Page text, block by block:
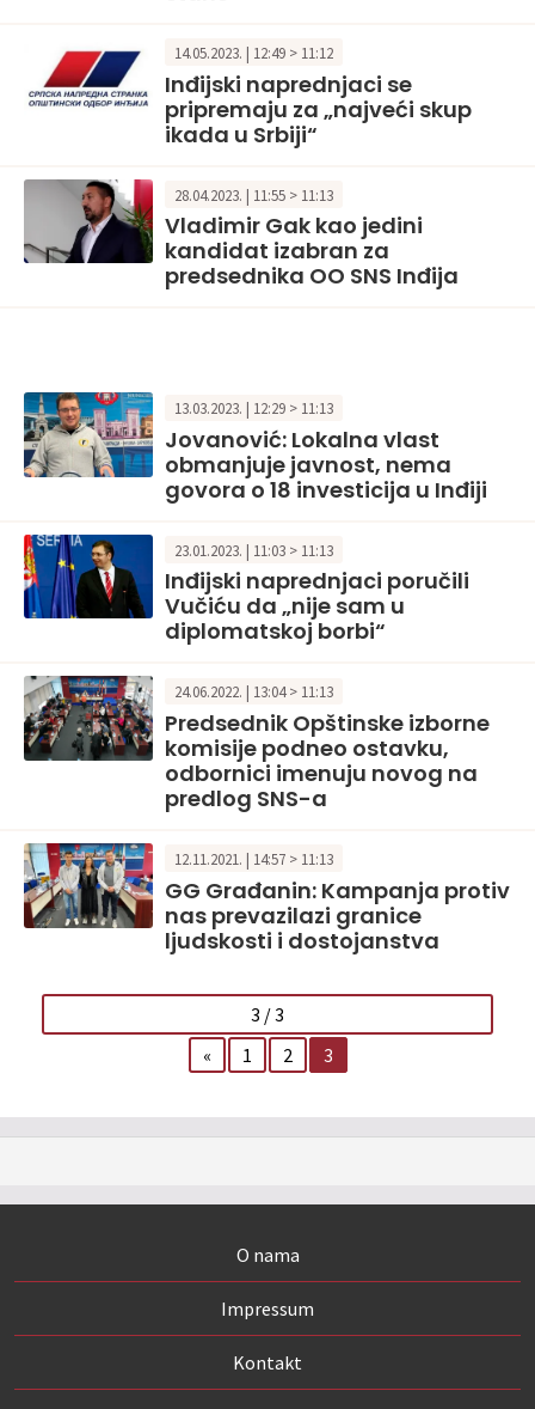
14.05.2023. | 12:49 > 11:12
Inđijski naprednjaci se
pripremaju za „najveći skup
ikada u Srbiji“
28.04.2023. | 11:55 > 11:13
Vladimir Gak kao jedini
kandidat izabran za
predsednika OO SNS Inđija
13.03.2023. | 12:29 > 11:13
Jovanović: Lokalna vlast
obmanjuje javnost, nema
govora o 18 investicija u Inđiji
23.01.2023. | 11:03 > 11:13
Inđijski naprednjaci poručili
Vučiću da „nije sam u
diplomatskoj borbi“
24.06.2022. | 13:04 > 11:13
Predsednik Opštinske izborne
komisije podneo ostavku,
odbornici imenuju novog na
predlog SNS-a
12.11.2021. | 14:57 > 11:13
GG Građanin: Kampanja protiv
nas prevazilazi granice
ljudskosti i dostojanstva
3 / 3
«
1 2 3
O nama
Impressum
Kontakt